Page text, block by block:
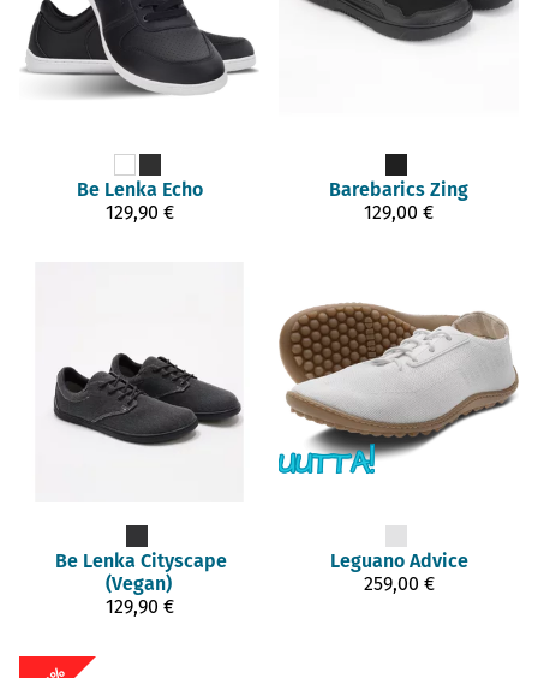
Be Lenka Echo
129,90 €
Barebarics Zing
129,00 €
Be Lenka Cityscape
(Vegan)
129,90 €
Leguano Advice
259,00 €